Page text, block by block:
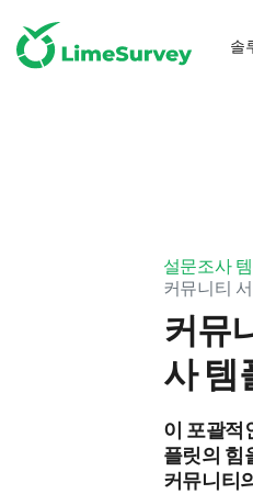
솔
설문조사
커뮤니티
커뮤
사 템
이 포괄적
플릿의 힘
커뮤니티